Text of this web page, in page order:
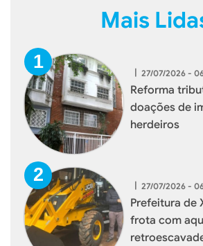
Mais
| 27/07/2026 -
Reforma
doações de
herdeiros
| 27/07/2026 -
Prefeitura de
frota com